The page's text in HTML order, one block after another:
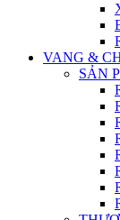
VANG &
SẢN